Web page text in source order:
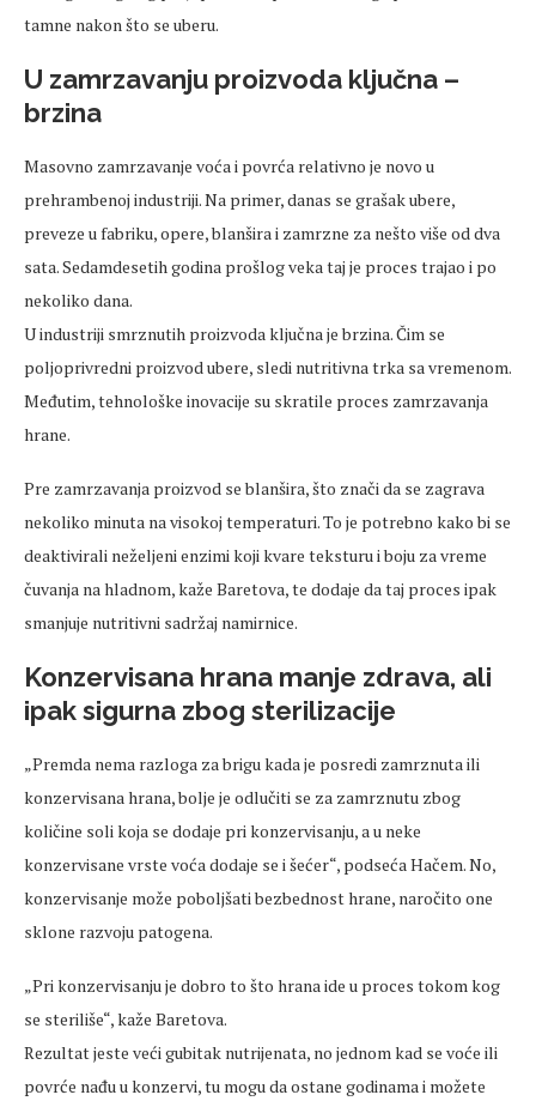
tamne nakon što se uberu.
U zamrzavanju proizvoda ključna –
brzina
Masovno zamrzavanje voća i povrća relativno je novo u
prehrambenoj industriji. Na primer, danas se grašak ubere,
preveze u fabriku, opere, blanšira i zamrzne za nešto više od dva
sata. Sedamdesetih godina prošlog veka taj je proces trajao i po
nekoliko dana.
U industriji smrznutih proizvoda ključna je brzina. Čim se
poljoprivredni proizvod ubere, sledi nutritivna trka sa vremenom.
Međutim, tehnološke inovacije su skratile proces zamrzavanja
hrane.
Pre zamrzavanja proizvod se blanšira, što znači da se zagrava
nekoliko minuta na visokoj temperaturi. To je potrebno kako bi se
deaktivirali neželjeni enzimi koji kvare teksturu i boju za vreme
čuvanja na hladnom, kaže Baretova, te dodaje da taj proces ipak
smanjuje nutritivni sadržaj namirnice.
Konzervisana hrana manje zdrava, ali
ipak sigurna zbog sterilizacije
„Premda nema razloga za brigu kada je posredi zamrznuta ili
konzervisana hrana, bolje je odlučiti se za zamrznutu zbog
količine soli koja se dodaje pri konzervisanju, a u neke
konzervisane vrste voća dodaje se i šećer“, podseća Hačem. No,
konzervisanje može poboljšati bezbednost hrane, naročito one
sklone razvoju patogena.
„Pri konzervisanju je dobro to što hrana ide u proces tokom kog
se steriliše“, kaže Baretova.
Rezultat jeste veći gubitak nutrijenata, no jednom kad se voće ili
povrće nađu u konzervi, tu mogu da ostane godinama i možete